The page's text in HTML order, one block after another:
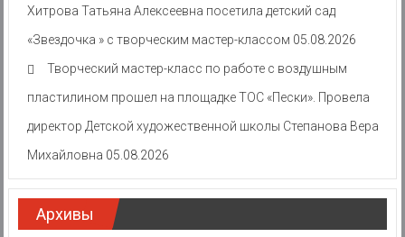
Хитрова Татьяна Алексеевна посетила детский сад
«Звездочка » с творческим мастер-классом 05.08.2026
Творческий мастер-класс по работе с воздушным
пластилином прошел на площадке ТОС «Пески». Провела
директор Детской художественной школы Степанова Вера
Михайловна 05.08.2026
Архивы